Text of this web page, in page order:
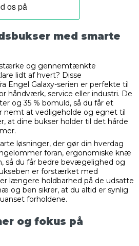
med smarte
og gennemtænkte
lidt af hvert? Disse
Engel Galaxy-serien er perfekte til
håndværk, service eller industri. De
og 35 % bomuld, så du får et
nemt at vedligeholde og egnet til
at dine bukser holder til det hårde
løsninger, der gør din hverdag
foran, ergonomiske knæ
så du får bedre bevægelighed og
er forstærket med
længere holdbarhed på de udsatte
og ben sikrer, at du altid er synlig
forholdene.
og fokus på